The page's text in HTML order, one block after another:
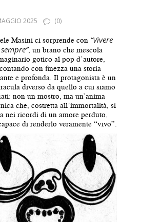
2025 (0)
Masini ci sorprende con “Vivere
, un brano che mescola
gotico al pop d’autore,
con finezza una storia
e profonda. Il protagonista è un
diverso da quello a cui siamo
non un mostro, ma un’anima
che, costretta all’immortalità, si
nei ricordi di un amore perduto,
di renderlo veramente “vivo”.